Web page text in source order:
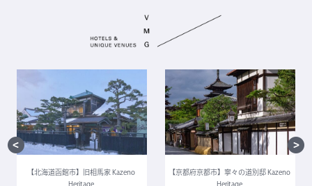
【北海道函館市】旧相馬家 Kazeno
【京都府京都市】寧々の道別邸 Kazeno